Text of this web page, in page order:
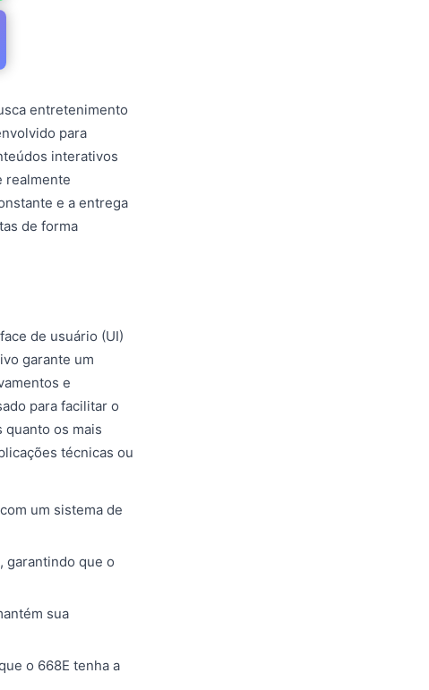
entretenimento
para
interativos
realmente
e a entrega
de forma
de usuário (UI)
garante um
e
para facilitar o
os mais
técnicas ou
um sistema de
garantindo que o
sua
o 668E tenha a